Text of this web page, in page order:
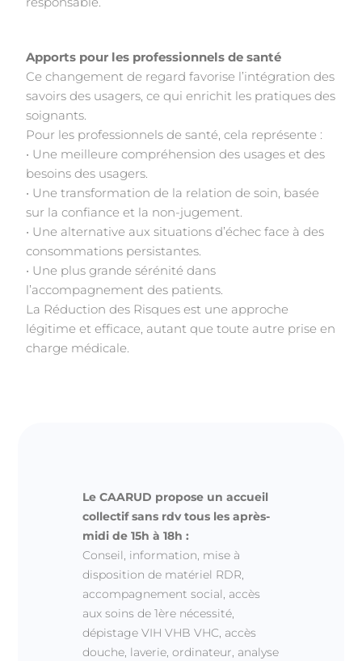
Apports pour les professionnels de santé
Ce changement de regard favorise l’intégration des
savoirs des usagers, ce qui enrichit les pratiques des
soignants.
Pour les professionnels de santé, cela représente :
• Une meilleure compréhension des usages et des
besoins des usagers.
• Une transformation de la relation de soin, basée
sur la confiance et la non-jugement.
• Une alternative aux situations d’échec face à des
consommations persistantes.
• Une plus grande sérénité dans
l’accompagnement des patients.
La Réduction des Risques est une approche
légitime et efficace, autant que toute autre prise en
charge médicale.
Le CAARUD propose un accueil
collectif sans rdv tous les après-
midi de 15h à 18h :
Conseil, information, mise à
disposition de matériel RDR,
accompagnement social, accès
aux soins de 1ère nécessité,
dépistage VIH VHB VHC, accès
douche, laverie, ordinateur, analyse